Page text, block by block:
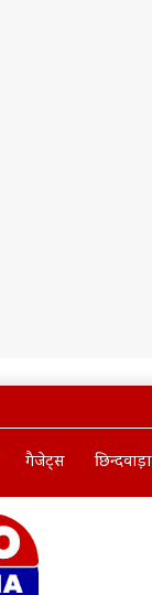
गैजेट्स छिन्दवाड़ा